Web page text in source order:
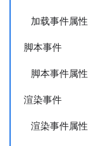
加载事件属性
脚本事件
脚本事件属性
渲染事件
渲染事件属性